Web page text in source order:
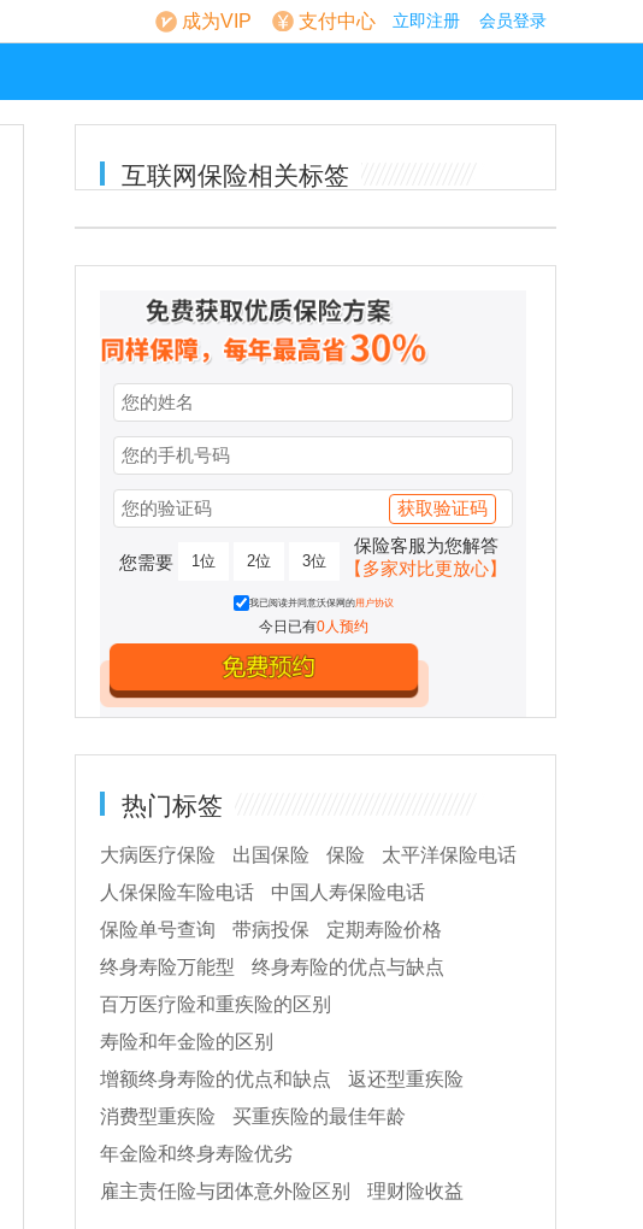
成为VIP 支付中心 立即注册 会员登录
互联网保险相关标签
获取验证码
您需要 1位 2位 3位
保险客服为您解答
【多家对比更放心】
我已阅读并同意沃保网的用户协议
今日已有0人预约
热门标签
大病医疗保险 出国保险 保险
太平洋保险电话
人保保险车险电话
中国人寿保险电话
保险单号查询
带病投保
定期寿险价格
终身寿险万能型
终身寿险的优点与缺点
百万医疗险和重疾险的区别
寿险和年金险的区别
增额终身寿险的优点和缺点
返还型重疾险
消费型重疾险
买重疾险的最佳年龄
年金险和终身寿险优劣
雇主责任险与团体意外险区别
理财险收益